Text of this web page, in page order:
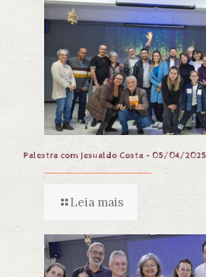
Palestra com Jesualdo Costa – 05/04/
Leia mais